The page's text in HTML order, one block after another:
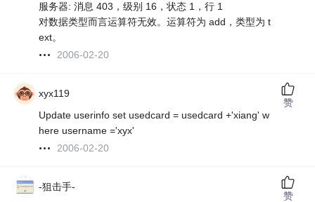
服务器: 消息 403，级别 16，状态 1，行 1
对数据类型而言运算符无效。运算符为 add，类型为 t
ext。
2006-02-20
xyx119
Update userinfo set usedcard = usedcard +'xiang' w
here username ='xyx'
2006-02-20
赞
-狙击手-
赞